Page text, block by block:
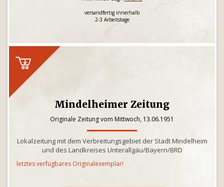
versandfertig innerhalb
2-3 Arbeitstage
Mindelheimer Zeitung
Originale Zeitung vom Mittwoch, 13.06.1951
Lokalzeitung mit dem Verbreitungsgebiet der Stadt Mindelheim
und des Landkreises Unterallgäu/Bayern/BRD
letztes verfügbares Originalexemplar!